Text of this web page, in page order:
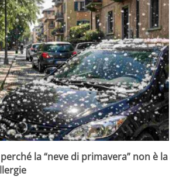
la “neve di primavera” non è la